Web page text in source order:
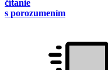
čítanie
s porozumením